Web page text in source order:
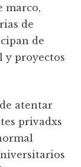
marco,
de
de
y proyectos
atentar
privadxs